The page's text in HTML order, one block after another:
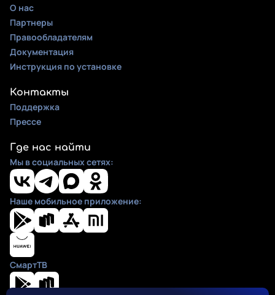
О нас
Партнеры
Правообладателям
Документация
Инструкция по установке
Контакты
Поддержка
Прессе
Где нас найти
Мы в социальных сетях:
Наше мобильное приложение:
СмартТВ